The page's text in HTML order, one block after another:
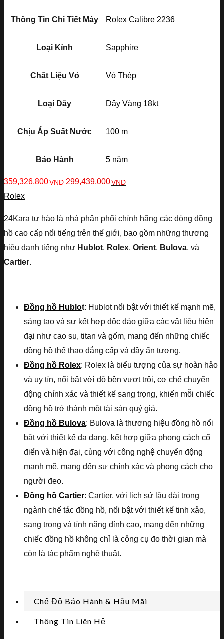
Thông Tin Chi Tiết Máy Rolex Calibre 2236
Loại Kính Sapphire
Chất Liệu Vỏ Vỏ Thép
Loại Dây Dây Vàng 18kt
Chịu Áp Suất Nước 100 m
Bảo Hành 5 năm
359,326,800VNĐ 299,439,000VNĐ
Rolex
24Kara tự hào là nhà phân phối chính hãng các dòng đồng
hồ cao cấp nổi tiếng trên thế giới, bao gồm những thương
hiệu danh tiếng như Hublot, Rolex, Orient, Bulova, và
Cartier.
Đồng hồ Hublot: Hublot nổi bật với thiết kế mạnh mẽ,
sáng tạo và sự kết hợp độc đáo giữa các vật liệu hiện
đại như cao su, titan và gốm, mang đến những chiếc
đồng hồ thể thao đẳng cấp và đầy ấn tượng.
Đồng hồ Rolex: Rolex là biểu tượng của sự hoàn hảo
và uy tín, nổi bật với độ bền vượt trội, cơ chế chuyển
động chính xác và thiết kế sang trọng, khiến mỗi chiếc
đồng hồ trở thành một tài sản quý giá.
Đồng hồ Bulova: Bulova là thương hiệu đồng hồ nổi
bật với thiết kế đa dạng, kết hợp giữa phong cách cổ
điển và hiện đại, cùng với công nghệ chuyển động
mạnh mẽ, mang đến sự chính xác và phong cách cho
người đeo.
Đồng hồ Cartier: Cartier, với lịch sử lâu dài trong
ngành chế tác đồng hồ, nổi bật với thiết kế tinh xảo,
sang trọng và tính năng đỉnh cao, mang đến những
chiếc đồng hồ không chỉ là công cụ đo thời gian mà
còn là tác phẩm nghệ thuật.
Chế Độ Bảo Hành & Hậu Mãi
Thông Tin Liên Hệ